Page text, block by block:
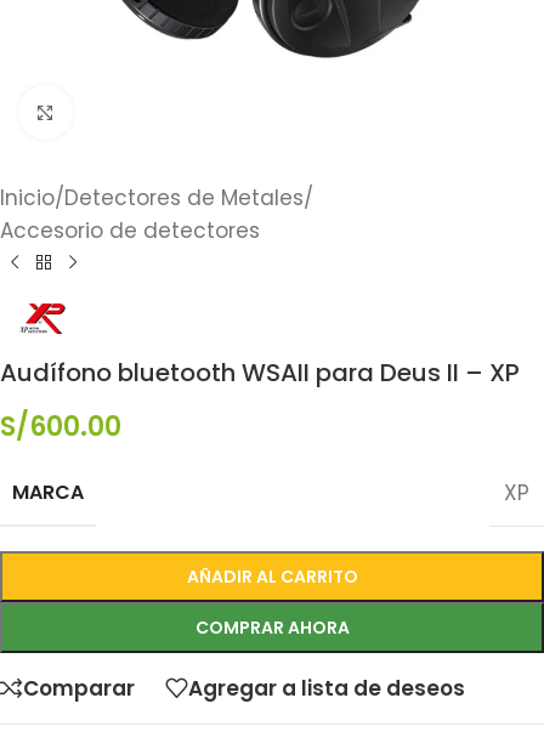
Inicio/Detectores de Metales/
Accesorio de detectores
Audífono bluetooth WSAII para Deus II – XP
S/600.00
MARCA XP
AÑADIR AL CARRITO
COMPRAR AHORA
Comparar Agregar a lista de deseos